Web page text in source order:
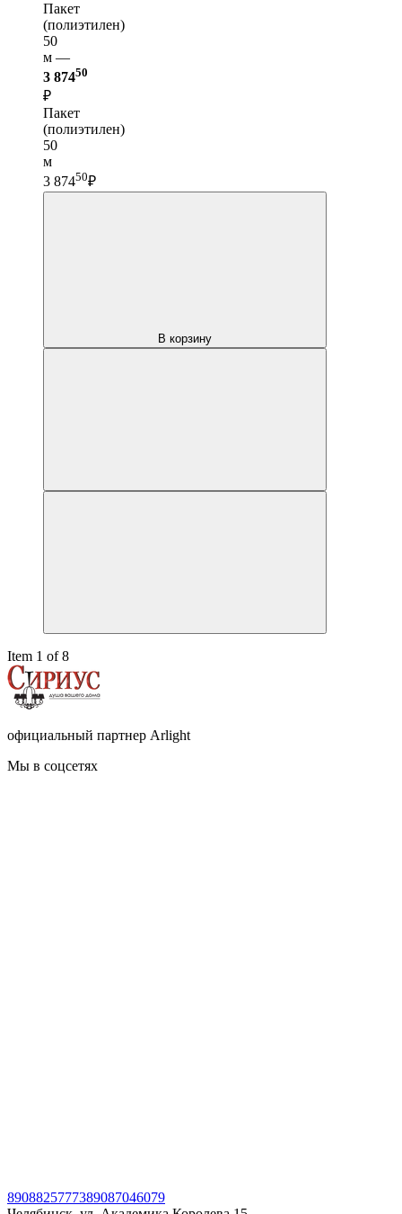
Пакет
(полиэтилен)
50
м —
3 87450
₽
Пакет
(полиэтилен)
50
м
3 87450₽
В корзину
Item 1 of 8
официальный партнер Arlight
Мы в соцсетях
8908825777389087046079